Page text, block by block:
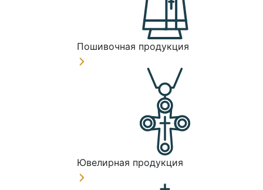
Пошивочная продукция
Ювелирная продукция